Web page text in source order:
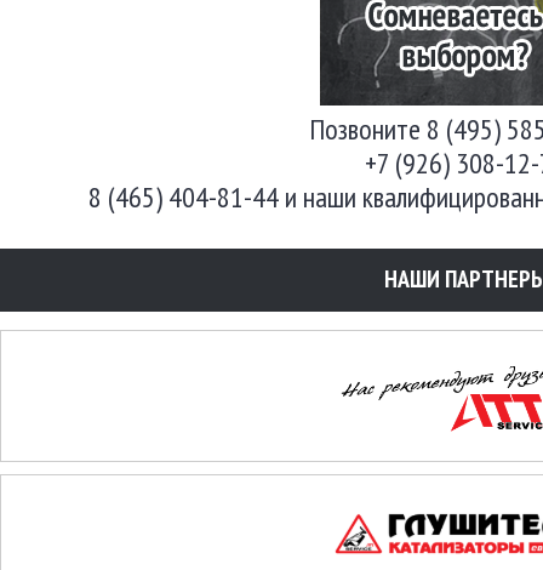
Позвоните 8 (495)
+7 (926) 308-
8 (465) 404-81-44 и наши
НАШИ